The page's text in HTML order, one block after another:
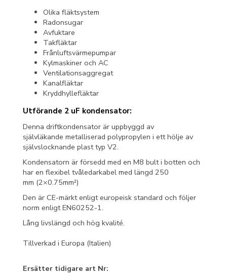
Olika fläktsystem
Radonsugar
Avfuktare
Takfläktar
Frånluftsvärmepumpar
Kylmaskiner och AC
Ventilationsaggregat
Kanalfläktar
Kryddhyllefläktar
Utförande 2 uF kondensator:
Denna driftkondensator är uppbyggd av
självläkande metalliserad polypropylen i ett hölje av
självslocknande plast typ V2.
Kondensatorn är försedd med en M8 bult i botten och
har en flexibel tvåledarkabel med längd 250
mm (2×0.75mm²)
Den är CE-märkt enligt europeisk standard och följer
norm enligt EN60252-1.
Lång livslängd och hög kvalité.
Tillverkad i Europa (Italien)
Ersätter tidigare art Nr: